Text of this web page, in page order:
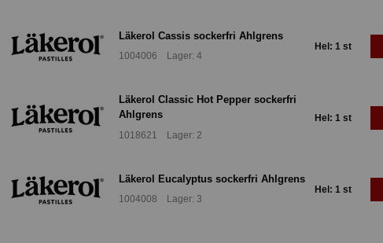
Läkerol Cassis sockerfri Ahlgrens
1004006 Lager: 4
Hel: 1 st
Läkerol Classic Hot Pepper sockerfri
Ahlgrens
1018621 Lager: 2
Hel: 1 st
Läkerol Eucalyptus sockerfri Ahlgrens
1004008 Lager: 3
Hel: 1 st